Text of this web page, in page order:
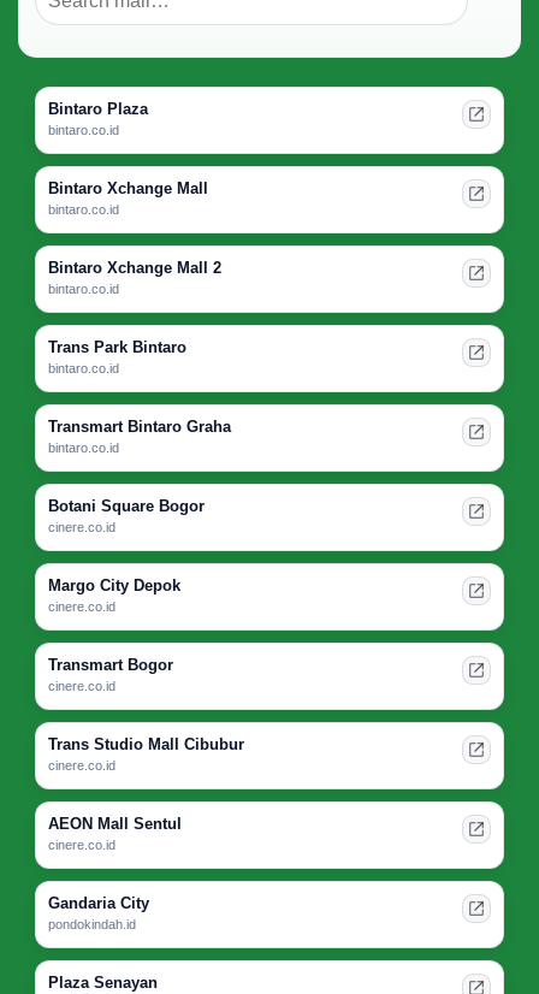
Bintaro Plaza
bintaro.co.id
Bintaro Xchange Mall
bintaro.co.id
Bintaro Xchange Mall 2
bintaro.co.id
Trans Park Bintaro
bintaro.co.id
Transmart Bintaro Graha
bintaro.co.id
Botani Square Bogor
cinere.co.id
Margo City Depok
cinere.co.id
Transmart Bogor
cinere.co.id
Trans Studio Mall Cibubur
cinere.co.id
AEON Mall Sentul
cinere.co.id
Gandaria City
pondokindah.id
Plaza Senayan